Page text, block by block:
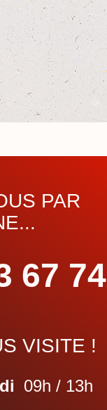
PAR
67 74
VISITE !
09h / 13h